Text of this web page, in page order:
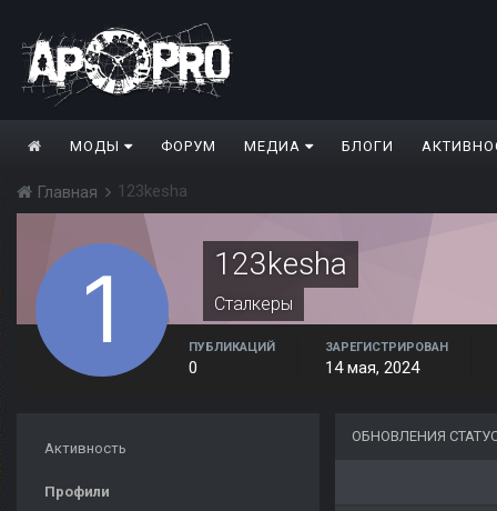
МОДЫ ФОРУМ МЕДИА БЛОГИ
Главная 123kesha
123kesha
Сталкеры
ПУБЛИКАЦИЙ
0
ЗАРЕГИСТРИРОВАН
14 мая, 2024
Активность
Профили
ОБНОВЛЕНИЯ